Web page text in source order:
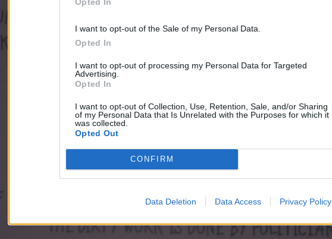
I want to opt-out of the Sale of my Personal Data.
Opted In
I want to opt-out of processing my Personal Data for Targeted
Advertising.
Opted In
I want to opt-out of Collection, Use, Retention, Sale, and/or Sharing
of my Personal Data that Is Unrelated with the Purposes for which it
was collected.
Opted Out
CONFIRM
Data Deletion Data Access Privacy Policy